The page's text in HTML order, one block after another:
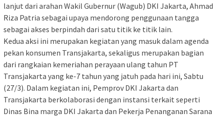
lanjut dari arahan Wakil Gubernur (Wagub) DKI Jakarta, Ahmad
Riza Patria sebagai upaya mendorong penggunaan tangga
sebagai akses berpindah dari satu titik ke titik lain.
Kedua aksi ini merupakan kegiatan yang masuk dalam agenda
pekan konsumen Transjakarta, sekaligus merupakan bagian
dari rangkaian kemeriahan perayaan ulang tahun PT
Transjakarta yang ke-7 tahun yang jatuh pada hari ini, Sabtu
(27/3). Dalam kegiatan ini, Pemprov DKI Jakarta dan
Transjakarta berkolaborasi dengan instansi terkait seperti
Dinas Bina marga DKI Jakarta dan Pekerja Penanganan Sarana